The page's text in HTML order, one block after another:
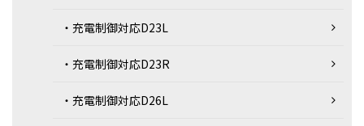
・充電制御対応D23L
・充電制御対応D23R
・充電制御対応D26L